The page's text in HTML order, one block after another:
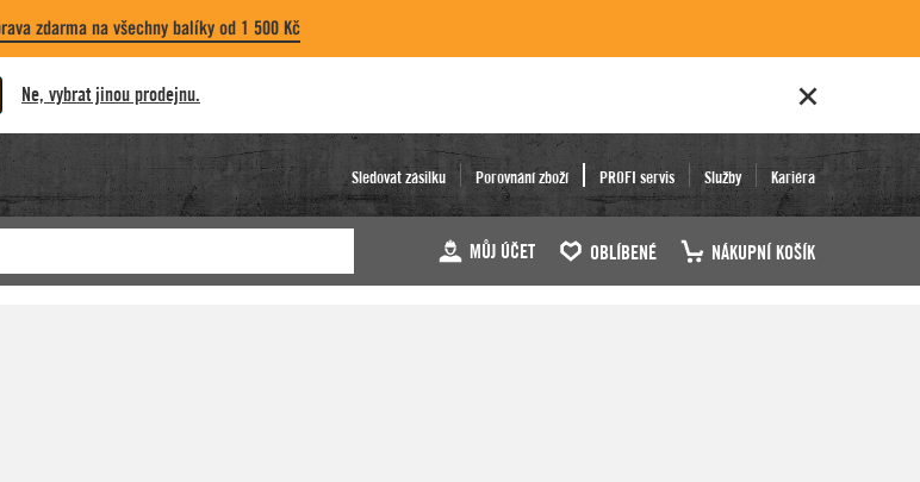
zdarma na všechny balíky od 1 500 Kč
Ne, vybrat jinou prodejnu.
Sledovat zásilku Porovnání zboží PROFI servis Služby Kariéra
MŮJ ÚČET OBLÍBENÉ NÁKUPNÍ KOŠÍK